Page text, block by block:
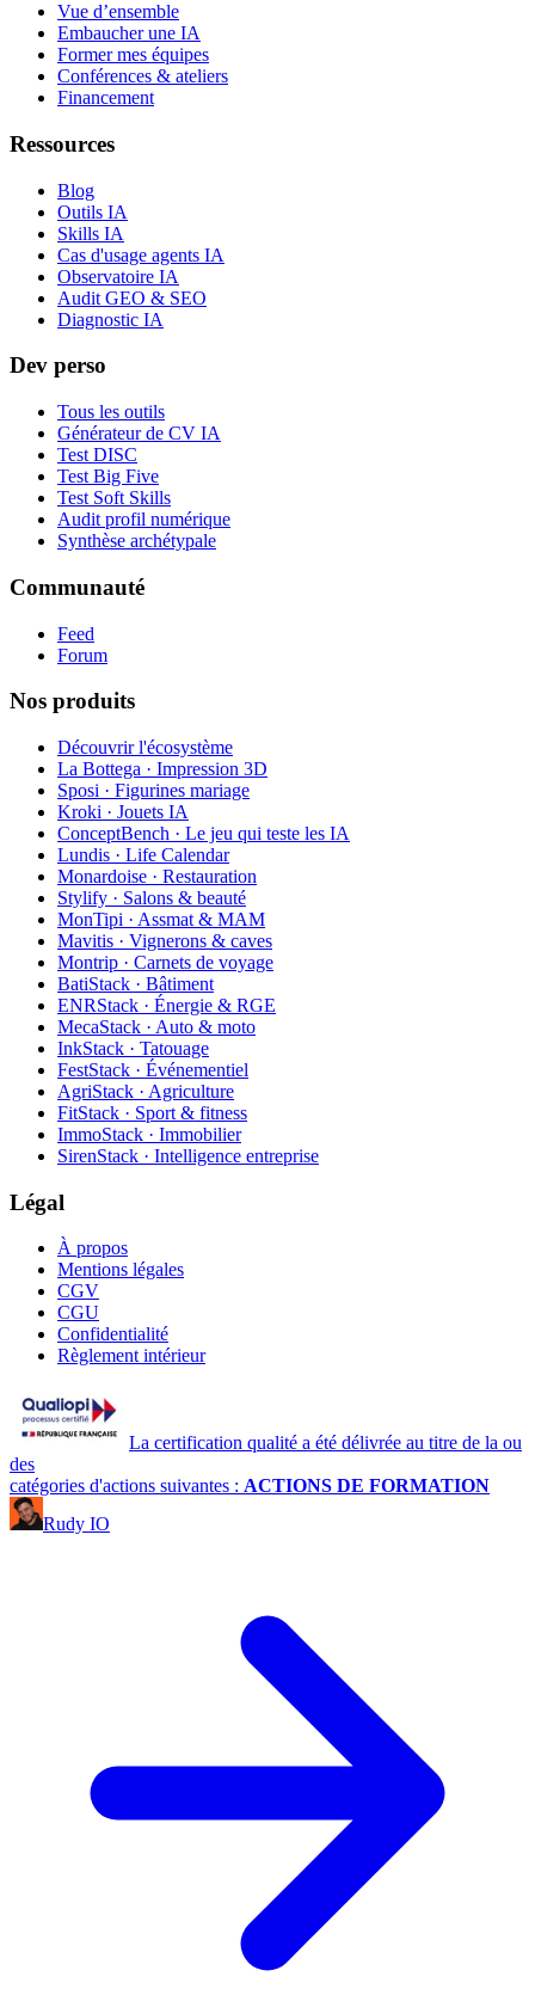
Vue d’ensemble
Embaucher une IA
Former mes équipes
Conférences & ateliers
Financement
Ressources
Blog
Outils IA
Skills IA
Cas d'usage agents IA
Observatoire IA
Audit GEO & SEO
Diagnostic IA
Dev perso
Tous les outils
Générateur de CV IA
Test DISC
Test Big Five
Test Soft Skills
Audit profil numérique
Synthèse archétypale
Communauté
Feed
Forum
Nos produits
Découvrir l'écosystème
La Bottega · Impression 3D
Sposi · Figurines mariage
Kroki · Jouets IA
ConceptBench · Le jeu qui teste les IA
Lundis · Life Calendar
Monardoise · Restauration
Stylify · Salons & beauté
MonTipi · Assmat & MAM
Mavitis · Vignerons & caves
Montrip · Carnets de voyage
BatiStack · Bâtiment
ENRStack · Énergie & RGE
MecaStack · Auto & moto
InkStack · Tatouage
FestStack · Événementiel
AgriStack · Agriculture
FitStack · Sport & fitness
ImmoStack · Immobilier
SirenStack · Intelligence entreprise
Légal
À propos
Mentions légales
CGV
CGU
Confidentialité
Règlement intérieur
La certification qualité a été délivrée au titre de la ou
des
catégories d'actions suivantes : ACTIONS DE FORMATION
Rudy IO